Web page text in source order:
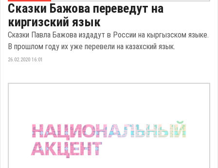
Сказки Бажова переведут на
киргизский язык
Сказки Павла Бажова издадут в России на кыргызском языке.
В прошлом году их уже перевели на казахский язык.
26.02.2020 16:01